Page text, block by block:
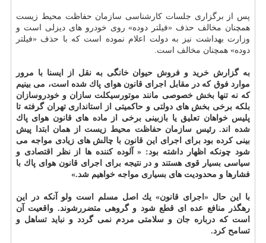
پس از برگزاری جلسات كارشناسی سازمان حفاظت محیط زیست
همچنان مخالف حذف «فیلتر دوده» روی خودرو های دیزلی است و
وزارت بهداشت نیز به دولت اعلام نموده است كه با حذف «فیلتر
دوده» همچنان مخالف است.
به گزارش خرید و فروش حیوان خانگی به نقل از ایسنا با مرور
موارد فوق كه در مقابل اجرای قانون هوای پاك شده است، می بینیم
كه نه تنها بخش خصوصی مانند موتورسیكلت سازان و خودروسازان
بلكه برخی بخش های دولتی و حاكمیتی از استانداری تهران گرفته تا
پلیس خواهان تعلیق یا بازبینی برخی از ماده های قانون هوای پاك
شده اند. رئیس سازمان حفاظت محیط زیست از همان ابتدا پیش
بینی كرده بود برای اجرای این قانون با چالش های زیادی مواجه می
شود چونكه اظهار داشته بود: « آلوده كننده ها از نظر اقتصادی و
سیاسی بسیار قوی هستند و در نتیجه برای اجرای قانون هوای پاك با
فشارها و محدودیت های بسیاری مواجه خواهیم شد.»
با این حال «اجرای قانون» یك اصل مسلم است ولو آنكه در این
رهگذر منافع عده ای قطع شود و گروهی متضررشوند. واقعیت آن
است كه درباره جان و سلامتی مردم نمی گردد و نباید تساهل و
تسامح كرد.